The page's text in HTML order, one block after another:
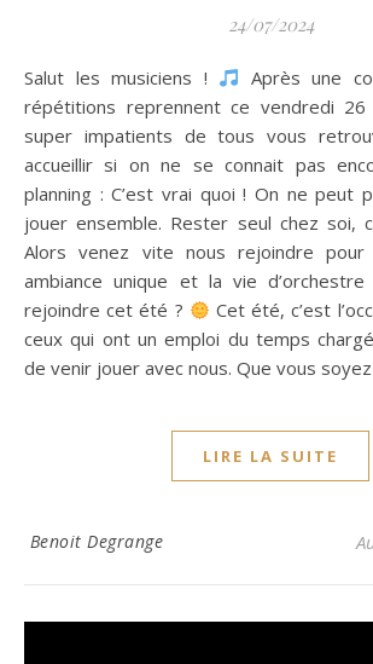
24/07/2024
Salut les musiciens !
Après une
répétitions reprennent ce vendredi
super impatients de tous vous
accueillir si on ne se connait pas
planning : C’est vrai quoi ! On ne peut
jouer ensemble. Rester seul chez soi,
Alors venez vite nous rejoindre
ambiance unique et la vie
rejoindre cet été ?
Cet été, c’est
ceux qui ont un emploi du temps
de venir jouer avec nous. Que vous
LIRE LA SUITE
Benoit Degrange